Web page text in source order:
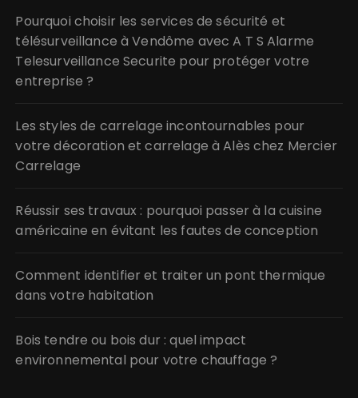
Pourquoi choisir les services de sécurité et
télésurveillance à Vendôme avec A T S Alarme
Telesurveillance Securite pour protéger votre
entreprise ?
Les styles de carrelage incontournables pour
votre décoration et carrelage à Alès chez Mercier
Carrelage
Réussir ses travaux : pourquoi passer à la cuisine
américaine en évitant les fautes de conception
Comment identifier et traiter un pont thermique
dans votre habitation
Bois tendre ou bois dur : quel impact
environnemental pour votre chauffage ?